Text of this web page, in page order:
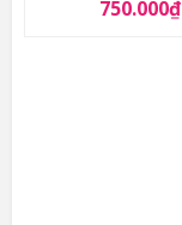
750.000₫